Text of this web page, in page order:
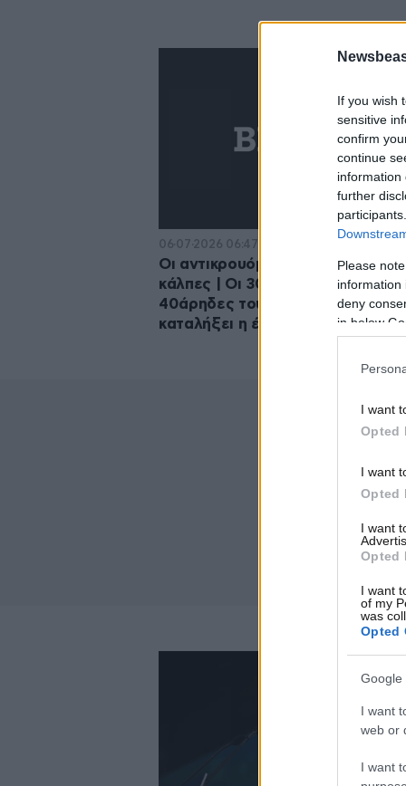
If you wish
sensitive
confirm
continue
information
further
Please
information
deny
in below
I want
Opted
I want
Opted
I want
Opted
I want
of my
was
Opted
Google
I want
web or
I want
06·07·2026 06:47
Οι αντικρουόμενες εισηγήσεις
κάλπες | Οι 30άρηδες και οι
40άρηδες του Μητσοτάκη | Πού
καταλήξει η έδρα του